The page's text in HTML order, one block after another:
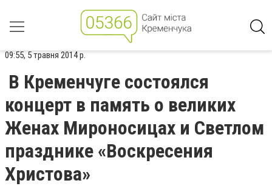
09:55, 5 травня 2014 р.
В Кременчуге состоялся
концерт в память о великих
Женах Мироносицах и Светлом
празднике «Воскресения
Христова»